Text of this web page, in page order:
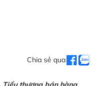
Chia sẻ qua